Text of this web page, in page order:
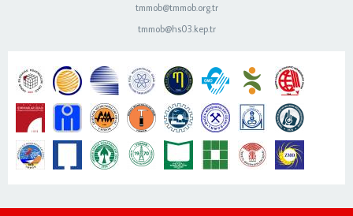
tmmob@tmmob.org.tr
tmmob@hs03.kep.tr